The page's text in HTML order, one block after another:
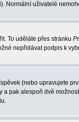
Normální uživatelé
To uděláte přes stránku
nepřidávat podpis k
(nebo upravujete
pak alespoň dvě